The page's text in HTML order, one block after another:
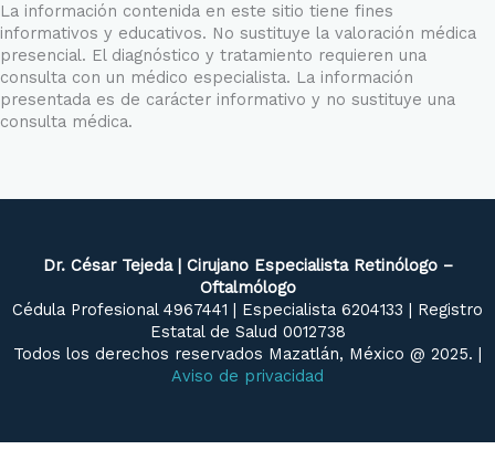
La información contenida en este sitio tiene fines
informativos y educativos. No sustituye la valoración médica
presencial. El diagnóstico y tratamiento requieren una
consulta con un médico especialista. La información
presentada es de carácter informativo y no sustituye una
consulta médica.
Dr. César Tejeda | Cirujano Especialista Retinólogo –
Oftalmólogo
Cédula Profesional 4967441 | Especialista 6204133 | Registro
Estatal de Salud 0012738
Todos los derechos reservados Mazatlán, México @ 2025. |
Aviso de privacidad